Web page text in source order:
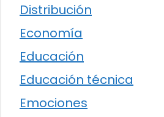
Distribución
Economía
Educación
Educación técnica
Emociones